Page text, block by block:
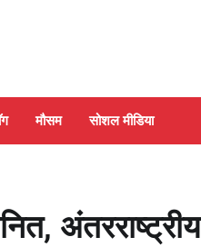
मौसम सोशल मीडिया
अंतरराष्ट्रीय